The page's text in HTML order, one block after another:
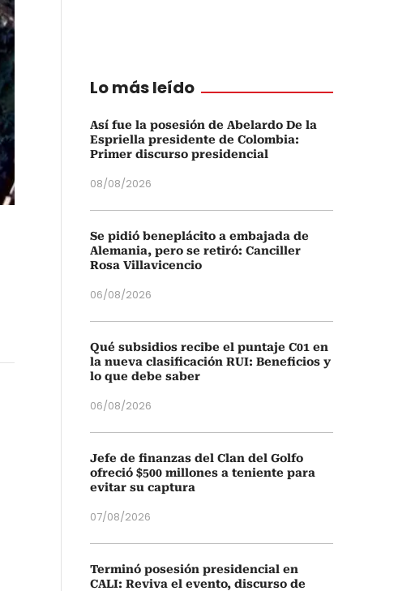
Lo más leído
Así fue la posesión de Abelardo De la
Espriella presidente de Colombia:
Primer discurso presidencial
08/08/2026
Se pidió beneplácito a embajada de
Alemania, pero se retiró: Canciller
Rosa Villavicencio
06/08/2026
Qué subsidios recibe el puntaje C01 en
la nueva clasificación RUI: Beneficios y
lo que debe saber
06/08/2026
Jefe de finanzas del Clan del Golfo
ofreció $500 millones a teniente para
evitar su captura
07/08/2026
Terminó posesión presidencial en
CALI: Reviva el evento, discurso de